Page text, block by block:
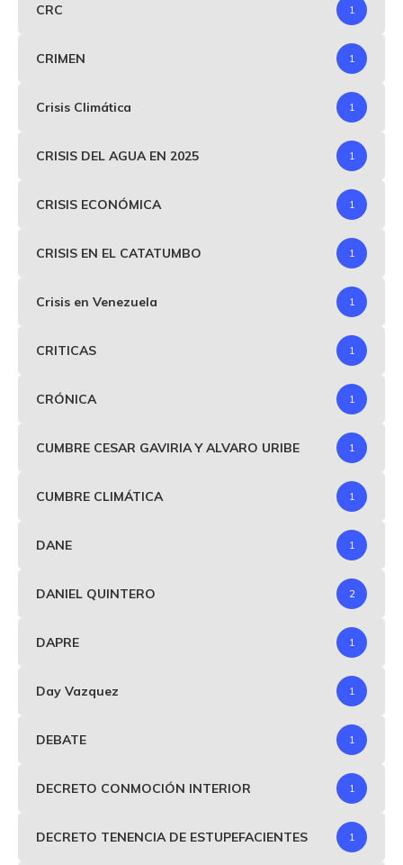
CRC 1
CRIMEN 1
Crisis Climática 1
CRISIS DEL AGUA EN 2025 1
CRISIS ECONÓMICA 1
CRISIS EN EL CATATUMBO 1
Crisis en Venezuela 1
CRITICAS 1
CRÓNICA 1
CUMBRE CESAR GAVIRIA Y ALVARO URIBE 1
CUMBRE CLIMÁTICA 1
DANE 1
DANIEL QUINTERO 2
DAPRE 1
Day Vazquez 1
DEBATE 1
DECRETO CONMOCIÓN INTERIOR 1
DECRETO TENENCIA DE ESTUPEFACIENTES 1